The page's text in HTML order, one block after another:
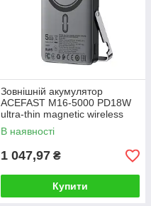
Зовнішній акумулятор
ACEFAST M16-5000 PD18W
ultra-thin magnetic wireless
charging power bank with
stand Black
В наявності
1 047,97 ₴
Купити